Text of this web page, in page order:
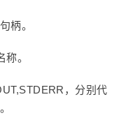
柄。
。
，分别代